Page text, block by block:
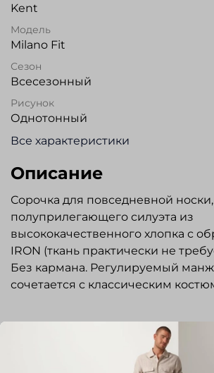
Kent
Модель
Milano Fit
Сезон
Всесезонный
Рисунок
Однотонный
Все характеристики
Описание
Сорочка для повседневной носки,
полуприлегающего силуэта из
высококачественного хлопка с
IRON (ткань практически не
Без кармана. Регулируемый
сочетается с классическим
Отзывы
Отзывов еще никто не оставлял